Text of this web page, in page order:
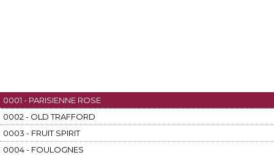
0001 - PARISIENNE ROSE
0002 - OLD TRAFFORD
0003 - FRUIT SPIRIT
0004 - FOULOGNES